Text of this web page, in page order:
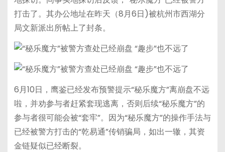
打击了。其办公地址在昨天（8月6日)被杭州市西湖分
局文新派出所帖上了封条。
6月10日，鹰鉴已经发布预警提示“秘乐魔方”离崩盘不远
啦，并劝参与者赶紧套现逃离，否则后续“秘乐魔方”的
参与者很可能会被“套牢”。因为“秘乐魔方”的操作手法与
已经被警方打击的“乾易通”传销骗局，如出一辙，其资
金链疑似已经断裂。